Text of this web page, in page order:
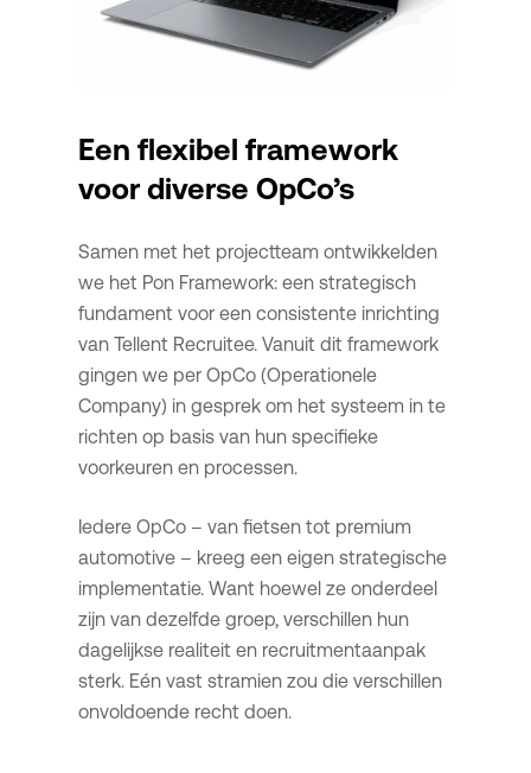
Een flexibel framework
voor diverse OpCo’s
Samen met het projectteam ontwikkelden
we het Pon Framework: een strategisch
fundament voor een consistente inrichting
van Tellent Recruitee. Vanuit dit framework
gingen we per OpCo (Operationele
Company) in gesprek om het systeem in te
richten op basis van hun specifieke
voorkeuren en processen.
Iedere OpCo – van fietsen tot premium
automotive – kreeg een eigen strategische
implementatie. Want hoewel ze onderdeel
zijn van dezelfde groep, verschillen hun
dagelijkse realiteit en recruitmentaanpak
sterk. Eén vast stramien zou die verschillen
onvoldoende recht doen.